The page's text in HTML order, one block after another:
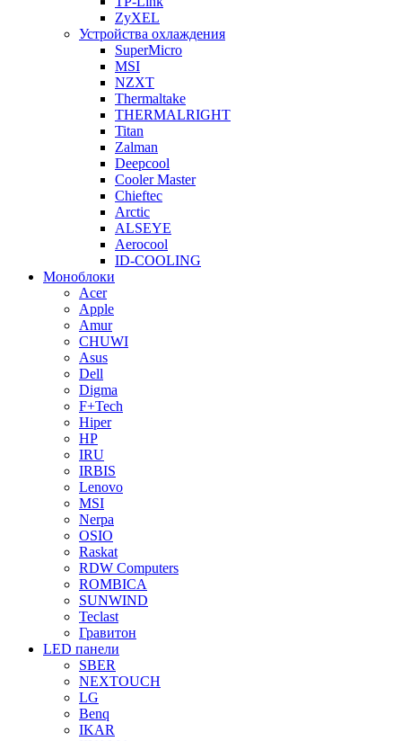
ZyXEL
Устройства охлаждения
SuperMicro
MSI
NZXT
Thermaltake
THERMALRIGHT
Titan
Zalman
Deepcool
Cooler Master
Chieftec
Arctic
ALSEYE
Aerocool
ID-COOLING
Моноблоки
Acer
Apple
Amur
CHUWI
Asus
Dell
Digma
F+Tech
Hiper
HP
IRU
IRBIS
Lenovo
MSI
Nerpa
OSIO
Raskat
RDW Computers
ROMBICA
SUNWIND
Teclast
Гравитон
LED панели
SBER
NEXTOUCH
LG
Benq
IKAR